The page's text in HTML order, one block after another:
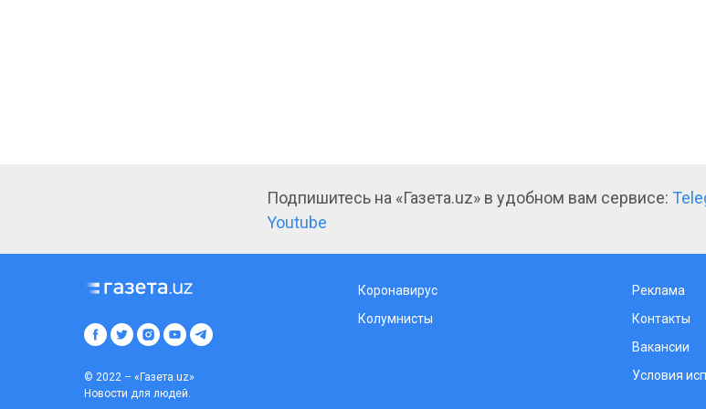
Подпишитесь на «Газета.uz» в удобном вам сервисе:
Youtube
© 2022 – «Газета.uz»
Новости для людей.
Коронавирус
Колумнисты
Реклама
Контакты
Вакансии
Условия